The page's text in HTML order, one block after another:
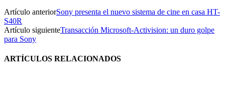
Artículo anteriorSony presenta el nuevo sistema de cine en casa HT-
S40R
Artículo siguienteTransacción Microsoft-Activision: un duro golpe
para Sony
ARTÍCULOS RELACIONADOS